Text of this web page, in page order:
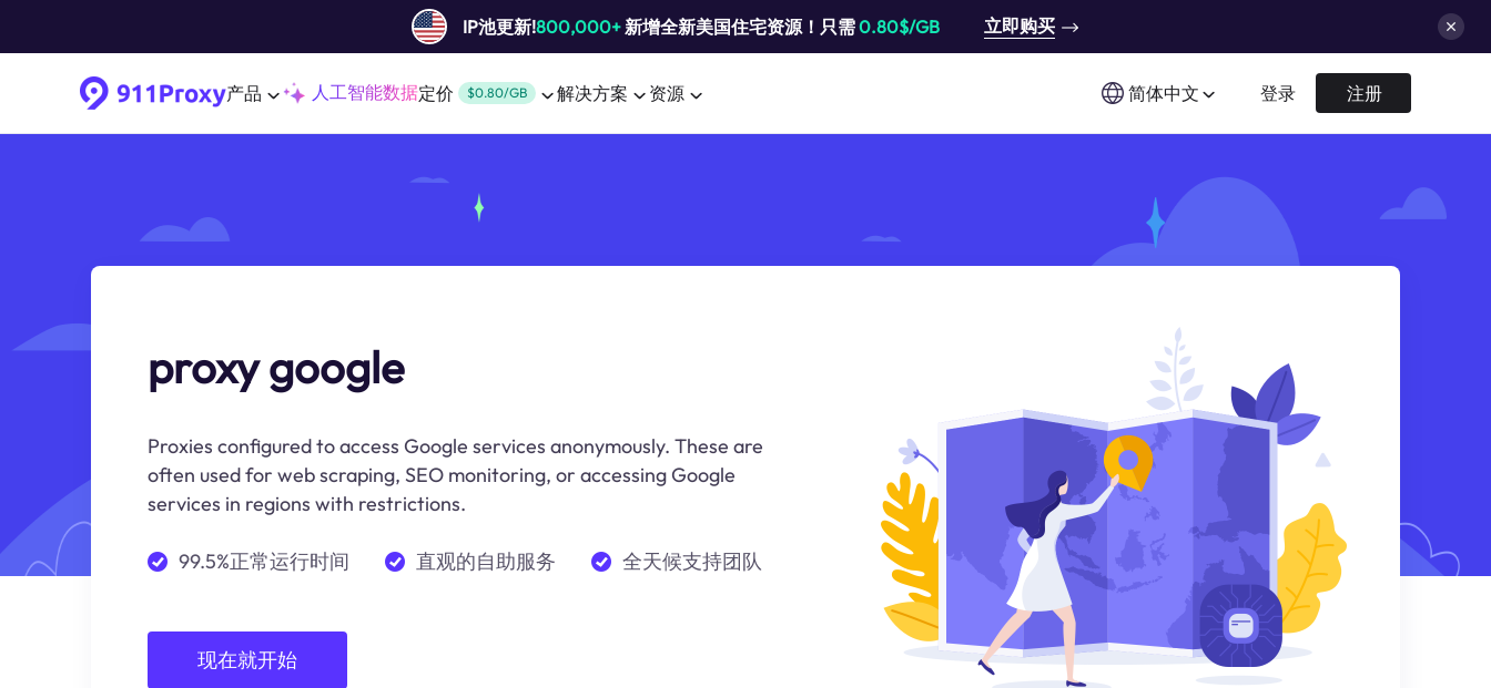
IP池更新!800,000+新增全新美国住宅资源！只需0.80$/GB 立即购买
产品 人工智能数据定价 $0.80/GB 解决方案 资源 简体中文 登录 注册
proxy google
Proxies configured to access Google services anonymously. These are
often used for web scraping, SEO monitoring, or accessing Google
services in regions with restrictions.
99.5%正常运行时间 直观的自助服务 全天候支持团队
现在就开始